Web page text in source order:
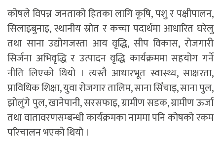
कोषले विपन्न जनताको हितका लागि कृषि, पशु र पक्षीपालन,
सिलाइबुनाइ, स्थानीय स्रोत र कच्चा पदार्थमा आधारित घरेलु
तथा साना उद्योगजस्ता आय वृद्धि, सीप विकास, रोजगारी
सिर्जना अभिवृद्धि र उत्पादन वृद्धि कार्यक्रममा सहयोग गर्ने
नीति लिएको थियो । त्यस्तै आधारभूत स्वास्थ्य, साक्षरता,
प्राविधिक शिक्षा, युवा रोजगार तालिम, साना सिँचाइ, साना पुल,
झोलुंगे पुल, खानेपानी, सरसफाइ, ग्रामीण सडक, ग्रामीण ऊर्जा
तथा वातावरणसम्बन्धी कार्यक्रमका नाममा पनि कोषको रकम
परिचालन भएको थियो ।